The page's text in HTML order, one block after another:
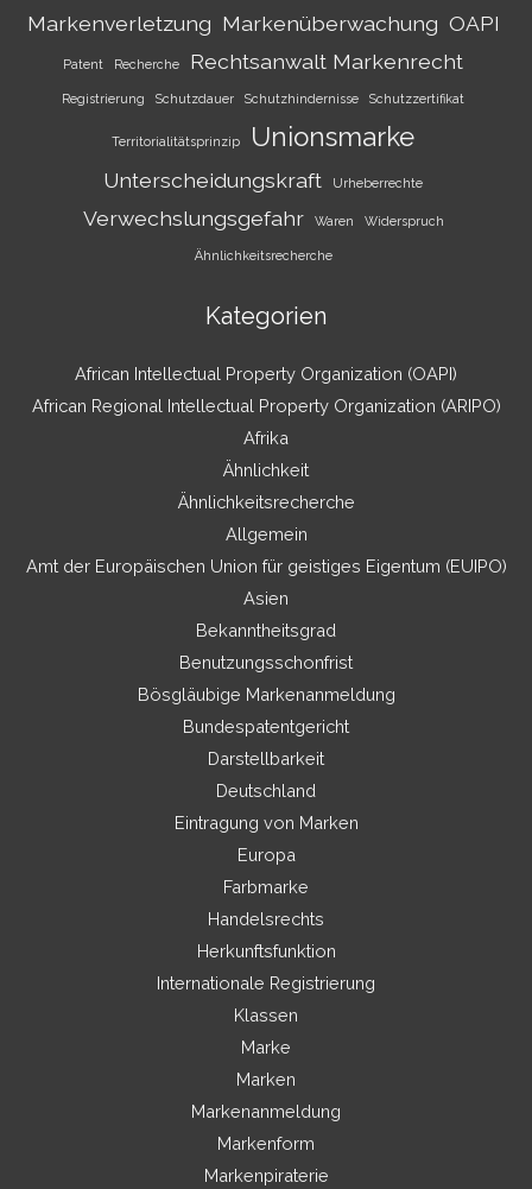
Markenverletzung Markenüberwachung OAPI
Patent Recherche Rechtsanwalt Markenrecht
Registrierung Schutzdauer Schutzhindernisse Schutzzertifikat
Territorialitätsprinzip Unionsmarke
Unterscheidungskraft Urheberrechte
Verwechslungsgefahr Waren Widerspruch
Ähnlichkeitsrecherche
Kategorien
African Intellectual Property Organization (OAPI)
African Regional Intellectual Property Organization (ARIPO)
Afrika
Ähnlichkeit
Ähnlichkeitsrecherche
Allgemein
Amt der Europäischen Union für geistiges Eigentum (EUIPO)
Asien
Bekanntheitsgrad
Benutzungsschonfrist
Bösgläubige Markenanmeldung
Bundespatentgericht
Darstellbarkeit
Deutschland
Eintragung von Marken
Europa
Farbmarke
Handelsrechts
Herkunftsfunktion
Internationale Registrierung
Klassen
Marke
Marken
Markenanmeldung
Markenform
Markenpiraterie